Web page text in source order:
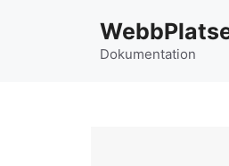
Dokumentation